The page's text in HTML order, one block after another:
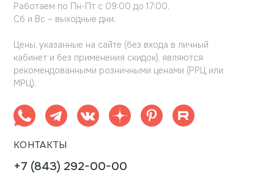
Работаем по Пн-Пт с 09:00 до 17:00.
Сб и Вс – выходные дни.
Цены, указанные на сайте (без входа в личный
кабинет и без применения скидок), являются
рекомендованными розничными ценами (РРЦ или
МРЦ).
КОНТАКТЫ
+7 (843) 292-00-00